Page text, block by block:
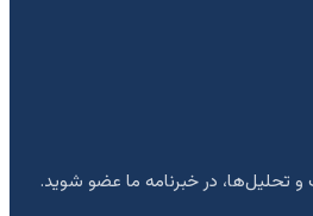
و تحلیل‌ها، در خبرنامه ما عضو شوید.